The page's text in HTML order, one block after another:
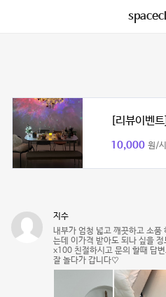
10,000 원/
지수
내부가 엄청 넓고 깨끗하고 소품
는데 이가격 받아도 되나 싶을
x100 친절하시고 문의 할때 답
잘 놀다가 갑니다♡